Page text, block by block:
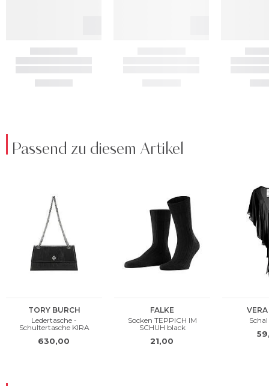
Passend zu diesem Artikel